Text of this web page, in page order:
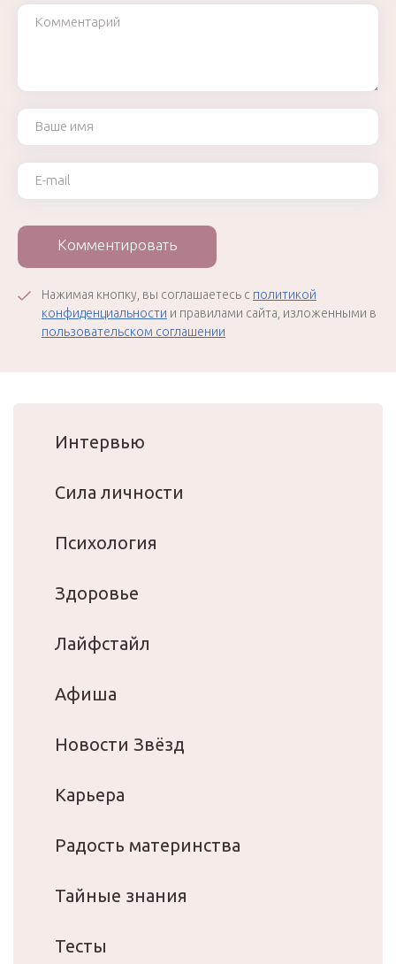
Комментарий
Ваше имя
Ваш e-mail
Комментировать
Нажимая кнопку, вы соглашаетесь с политикой
конфиденциальности и правилами сайта, изложенными в
пользовательском соглашении
Интервью
Сила личности
Психология
Здоровье
Лайфстайл
Афиша
Новости Звёзд
Карьера
Радость материнства
Тайные знания
Тесты